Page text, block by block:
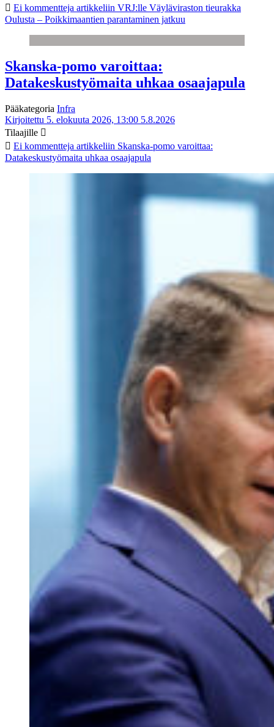
Ei kommentteja artikkeliin VRJ:lle Väyläviraston tieurakka
Oulusta – Poikkimaantien parantaminen jatkuu
Skanska-pomo varoittaa:
Datakeskustyömaita uhkaa osaajapula
Pääkategoria Infra
Kirjoitettu 5. elokuuta 2026, 13:00 5.8.2026
Tilaajille
Ei kommentteja artikkeliin Skanska-pomo varoittaa:
Datakeskustyömaita uhkaa osaajapula